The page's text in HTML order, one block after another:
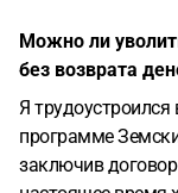
Можно ли
без возврата
Я
программе
заключив